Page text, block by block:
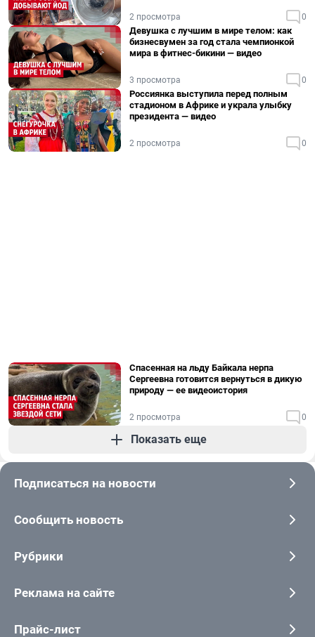
2 просмотра 0
Девушка с лучшим в мире телом: как
бизнесвумен за год стала чемпионкой
мира в фитнес-бикини — видео
3 просмотра 0
Россиянка выступила перед полным
стадионом в Африке и украла улыбку
президента — видео
2 просмотра 0
Спасенная на льду Байкала нерпа
Сергеевна готовится вернуться в дикую
природу — ее видеоистория
2 просмотра 0
Показать еще
Подписаться на новости
Сообщить новость
Рубрики
Реклама на сайте
Прайс-лист